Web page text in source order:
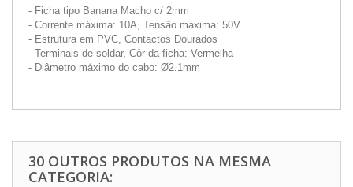
- Ficha tipo Banana Macho c/ 2mm
- Corrente máxima: 10A, Tensão máxima: 50V
- Estrutura em PVC, Contactos Dourados
- Terminais de soldar, Côr da ficha: Vermelha
- Diâmetro máximo do cabo: Ø2.1mm
30 OUTROS PRODUTOS NA MESMA
CATEGORIA: